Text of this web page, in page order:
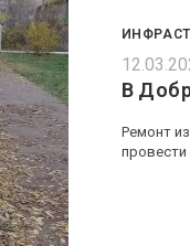
В
Ремонт
провести